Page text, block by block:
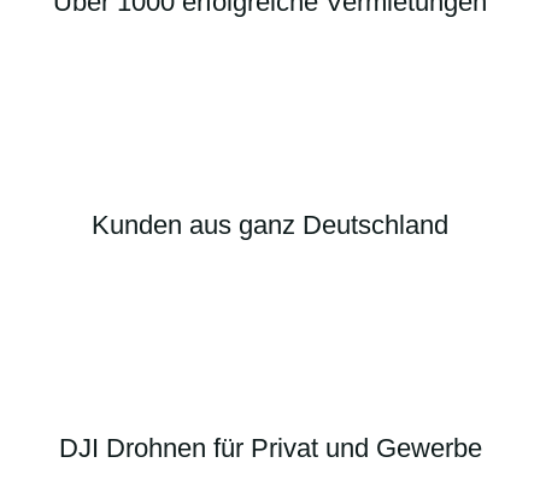
Kunden aus ganz Deutschland
DJI Drohnen für Privat und Gewerbe